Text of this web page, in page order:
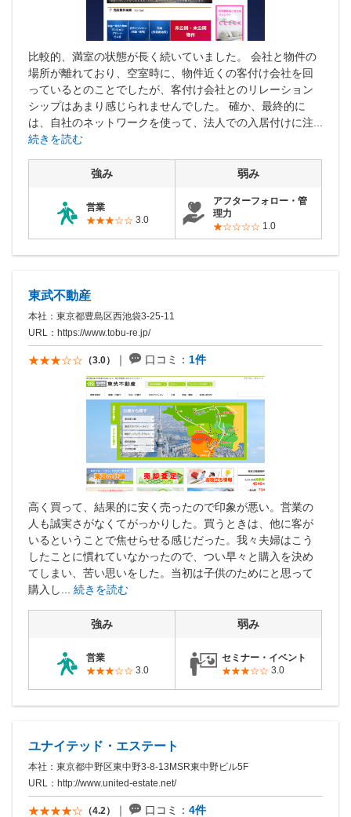
比較的、満室の状態が長く続いていました。 会社と物件の
場所が離れており、空室時に、物件近くの客付け会社を回
っているとのことでしたが、客付け会社とのリレーション
シップはあまり感じられませんでした。 確か、最終的に
は、自社のネットワークを使って、法人での入居付けに注...
続きを読む
強み
営業
3.0
弱み
アフターフォロー・管
理力
1.0
東武不動産
本社：東京都豊島区西池袋3-25-11
URL： https://www.tobu-re.jp/
（3.0） 口コミ： 1件
高く買って、結果的に安く売ったので印象が悪い。営業の
人も誠実さがなくてがっかりした。買うときは、他に客が
いるということで焦せらせる感じだった。我々夫婦はこう
したことに慣れていなかったので、つい早々と購入を決め
てしまい、苦い思いをした。当初は子供のためにと思って
購入し... 続きを読む
強み
営業
3.0
弱み
セミナー・イベント
3.0
ユナイテッド・エステート
本社：東京都中野区東中野3-8-13MSR東中野ビル5F
URL： http://www.united-estate.net/
（4.2） 口コミ： 4件